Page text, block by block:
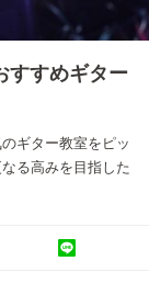
すすめギター
ギター教室をピッ
る高みを目指した